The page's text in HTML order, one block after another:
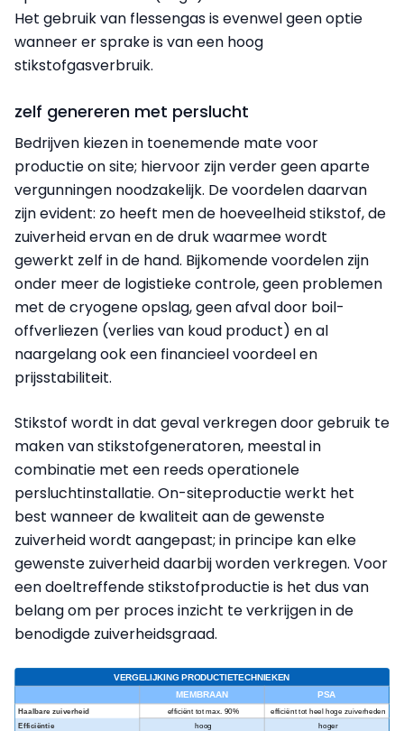
Het gebruik van flessengas is evenwel geen optie
wanneer er sprake is van een hoog
stikstofgasverbruik.
zelf genereren met perslucht
Bedrijven kiezen in toenemende mate voor
productie on site; hiervoor zijn verder geen aparte
vergunningen noodzakelijk. De voordelen daarvan
zijn evident: zo heeft men de hoeveelheid stikstof, de
zuiverheid ervan en de druk waarmee wordt
gewerkt zelf in de hand. Bijkomende voordelen zijn
onder meer de logistieke controle, geen problemen
met de cryogene opslag, geen afval door boil-
offverliezen (verlies van koud product) en al
naargelang ook een financieel voordeel en
prijsstabiliteit.
Stikstof wordt in dat geval verkregen door gebruik te
maken van stikstofgeneratoren, meestal in
combinatie met een reeds operationele
persluchtinstallatie. On-siteproductie werkt het
best wanneer de kwaliteit aan de gewenste
zuiverheid wordt aangepast; in principe kan elke
gewenste zuiverheid daarbij worden verkregen. Voor
een doeltreffende stikstofproductie is het dus van
belang om per proces inzicht te verkrijgen in de
benodigde zuiverheidsgraad.